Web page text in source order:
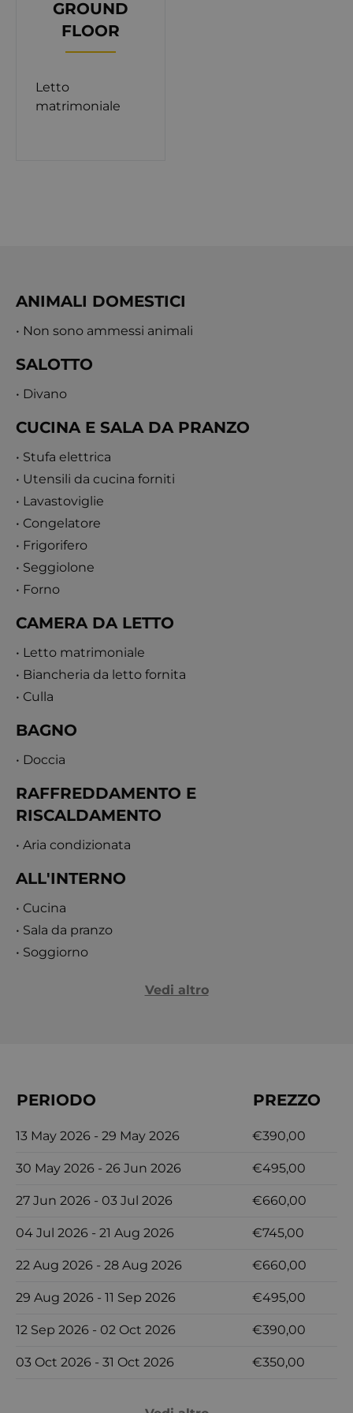
GROUND
FLOOR
Letto
matrimoniale
ANIMALI DOMESTICI
• Non sono ammessi animali
SALOTTO
• Divano
CUCINA E SALA DA PRANZO
• Stufa elettrica
• Utensili da cucina forniti
• Lavastoviglie
• Congelatore
• Frigorifero
• Seggiolone
• Forno
CAMERA DA LETTO
• Letto matrimoniale
• Biancheria da letto fornita
• Culla
BAGNO
• Doccia
RAFFREDDAMENTO E
RISCALDAMENTO
• Aria condizionata
ALL'INTERNO
• Cucina
• Sala da pranzo
• Soggiorno
Vedi altro
PERIODO PREZZO
13 May 2026 - 29 May 2026 €390,00
30 May 2026 - 26 Jun 2026 €495,00
27 Jun 2026 - 03 Jul 2026 €660,00
04 Jul 2026 - 21 Aug 2026 €745,00
22 Aug 2026 - 28 Aug 2026 €660,00
29 Aug 2026 - 11 Sep 2026 €495,00
12 Sep 2026 - 02 Oct 2026 €390,00
03 Oct 2026 - 31 Oct 2026 €350,00